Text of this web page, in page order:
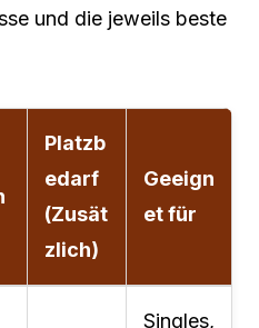
und die jeweils beste
Platzb
edarf
(Zusät
zlich)
Geeign
et für
Singles,